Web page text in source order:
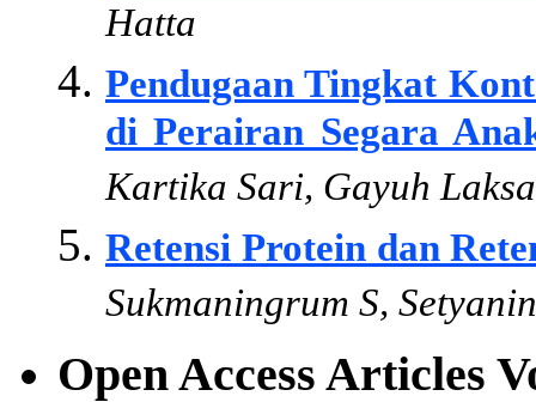
Hatta
Pendugaan Tingkat
di Perairan Segara
Kartika Sari, Gayuh
Retensi Protein dan
Sukmaningrum S,
Open Access Articles